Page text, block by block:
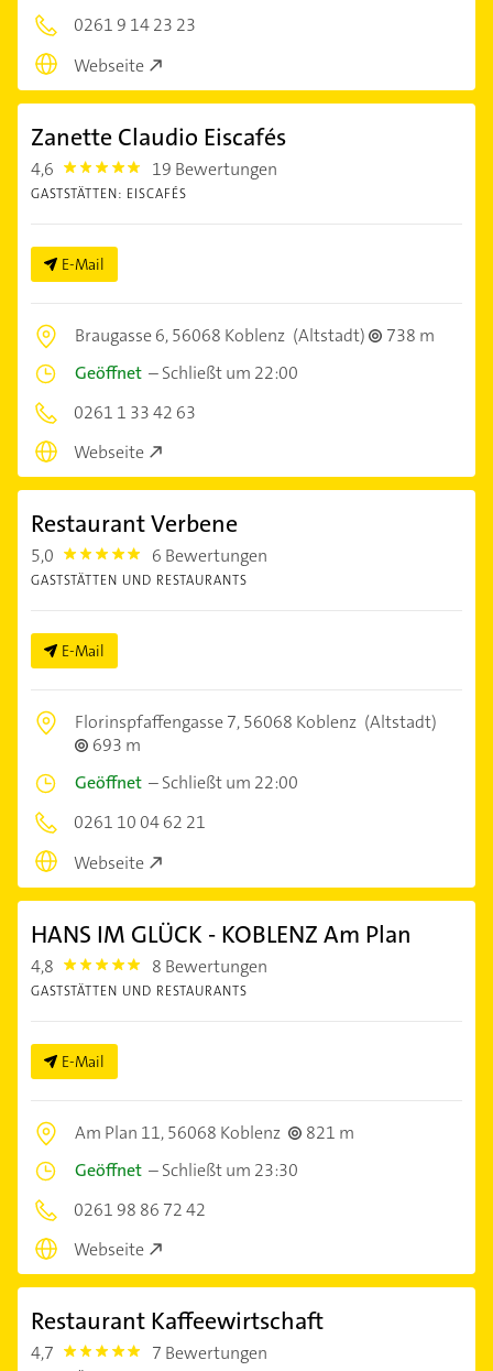
0261 9 14 23 23
Webseite
Zanette Claudio Eiscafés
4,6 4.6 19 Bewertungen
GASTSTÄTTEN: EISCAFÉS
E-Mail
Braugasse 6,56068 Koblenz (Altstadt)
738 m
Geöffnet –Schließt um 22:00
0261 1 33 42 63
Webseite
Restaurant Verbene
5,0 5.0 6 Bewertungen
GASTSTÄTTEN UND RESTAURANTS
E-Mail
Florinspfaffengasse 7,56068 Koblenz (Altstadt)
693 m
Geöffnet –Schließt um 22:00
0261 10 04 62 21
Webseite
HANS IM GLÜCK - KOBLENZ Am Plan
4,8 4.8 8 Bewertungen
GASTSTÄTTEN UND RESTAURANTS
E-Mail
Am Plan 11,56068 Koblenz
821 m
Geöffnet –Schließt um 23:30
0261 98 86 72 42
Webseite
Restaurant Kaffeewirtschaft
4,7 4.7000003 7 Bewertungen